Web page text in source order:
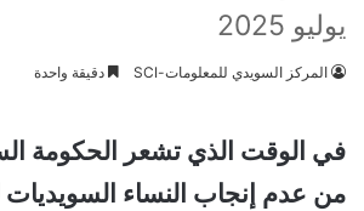
يوليو 2025
المركز السويدي للمعلومات-SCI دقيقة واحدة
في الوقت الذي تشعر الحكومة
من عدم إنجاب النساء السويديات